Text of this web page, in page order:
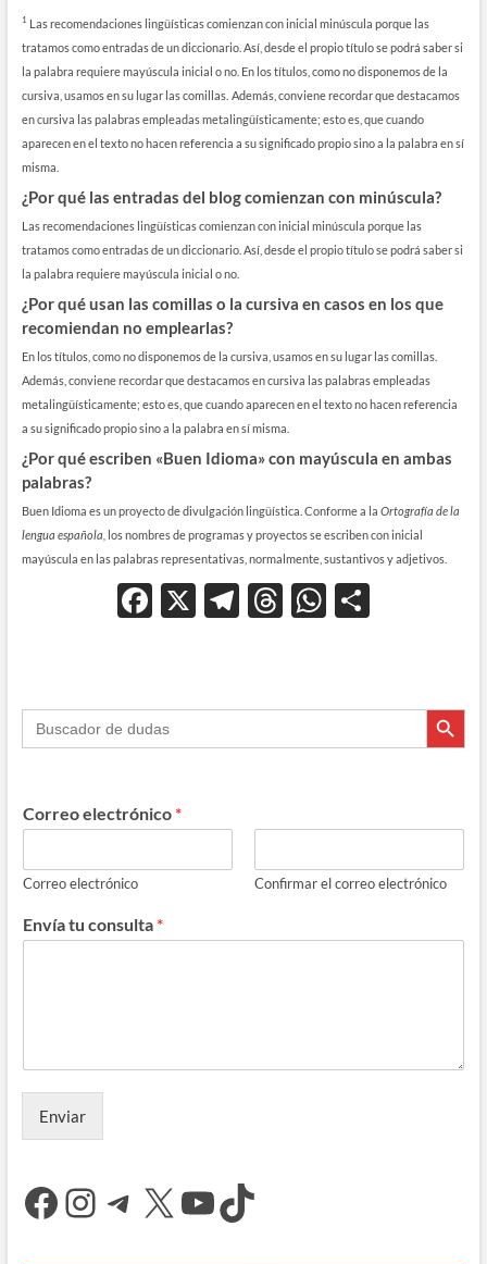
1 Las recomendaciones lingüísticas comienzan con inicial minúscula porque las
tratamos como entradas de un diccionario. Así, desde el propio título se podrá saber si
la palabra requiere mayúscula inicial o no. En los títulos, como no disponemos de la
cursiva, usamos en su lugar las comillas. Además, conviene recordar que destacamos
en cursiva las palabras empleadas metalingüísticamente; esto es, que cuando
aparecen en el texto no hacen referencia a su significado propio sino a la palabra en sí
misma.
¿Por qué las entradas del blog comienzan con minúscula?
Las recomendaciones lingüísticas comienzan con inicial minúscula porque las
tratamos como entradas de un diccionario. Así, desde el propio título se podrá saber si
la palabra requiere mayúscula inicial o no.
¿Por qué usan las comillas o la cursiva en casos en los que
recomiendan no emplearlas?
En los títulos, como no disponemos de la cursiva, usamos en su lugar las comillas.
Además, conviene recordar que destacamos en cursiva las palabras empleadas
metalingüísticamente; esto es, que cuando aparecen en el texto no hacen referencia
a su significado propio sino a la palabra en sí misma.
¿Por qué escriben «Buen Idioma» con mayúscula en ambas
palabras?
Buen Idioma es un proyecto de divulgación lingüística. Conforme a la Ortografía de la
lengua española, los nombres de programas y proyectos se escriben con inicial
mayúscula en las palabras representativas, normalmente, sustantivos y adjetivos.
F
b
o
k
X T
gr
a
T
a
ds
W
s
A
p
ar
Buscar: Botón de
Correo electrónico *
Correo electrónico Confirmar el correo electrónico
Envía tu consulta *
Enviar
Facebook
Instagram
Telegram
X YouTube
TikTok